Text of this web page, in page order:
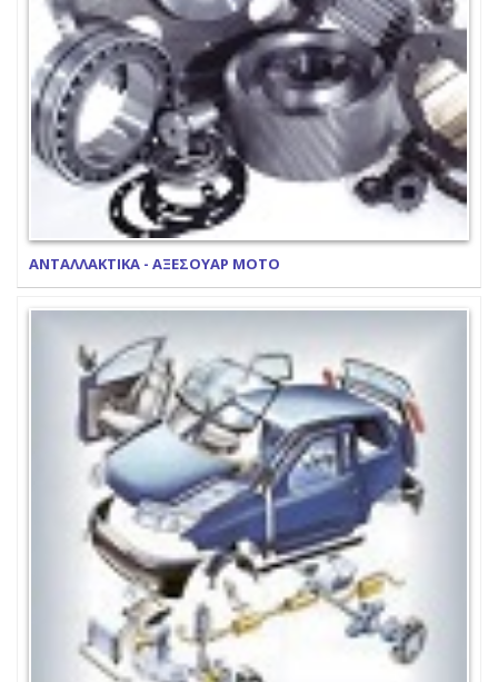
ΑΝΤΑΛΛΑΚΤΙΚΑ - ΑΞΕΣΟΥΑΡ ΜΟΤΟ